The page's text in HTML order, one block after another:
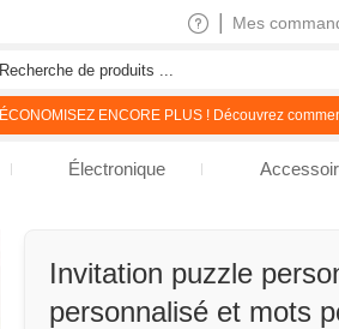
Invitation puzzle
personnalisé et mots
Mes
ÉCONOMISEZ ENCORE PLUS ! Découvrez
Électronique